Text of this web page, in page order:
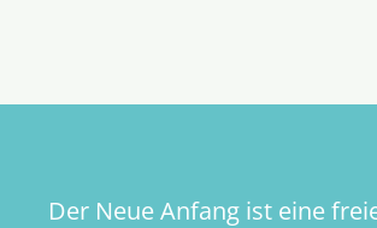
Der Neue Anfang ist eine